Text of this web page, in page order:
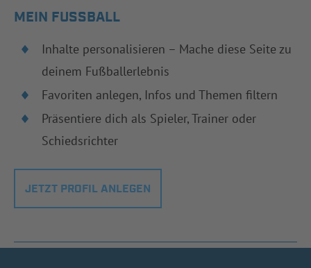
MEIN FUSSBALL
Inhalte personalisieren – Mache diese Seite zu
deinem Fußballerlebnis
Favoriten anlegen, Infos und Themen filtern
Präsentiere dich als Spieler, Trainer oder
Schiedsrichter
JETZT PROFIL ANLEGEN